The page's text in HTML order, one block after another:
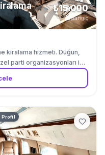
₺15.000
başlangıç
kiralama hizmeti. Düğün,
parti organizasyonları için
kiralama. Boğaz
düğün teknesi ve parti yatı
Profil